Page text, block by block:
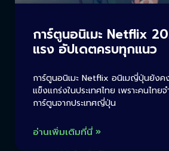
การ์ตูนอนิเมะ Netflix
แรง อัปเดตครบทุกแนว
การ์ตูนอนิเมะ Netflix อนิเมญี่ปุ่นยังค
แข็งแกร่งในประเทศไทย เพราะคนไทย
การ์ตูนจากประเทศญี่ปุ่น
อ่านเพิ่มเติมที่นี่ »